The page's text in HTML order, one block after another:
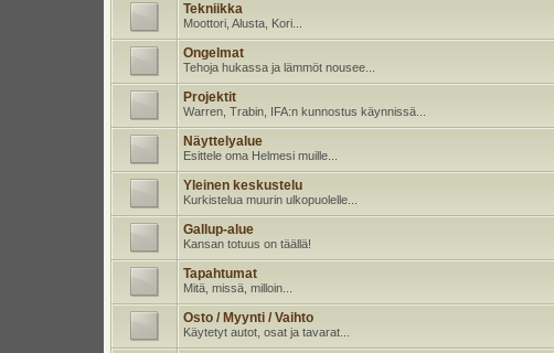
Tekniikka
Moottori, Alusta, Kori...
Ongelmat
Tehoja hukassa ja lämmöt nousee...
Projektit
Warren, Trabin, IFA:n kunnostus käynnissä...
Näyttelyalue
Esittele oma Helmesi muille...
Yleinen keskustelu
Kurkistelua muurin ulkopuolelle...
Gallup-alue
Kansan totuus on täällä!
Tapahtumat
Mitä, missä, milloin...
Osto / Myynti / Vaihto
Käytetyt autot, osat ja tavarat...